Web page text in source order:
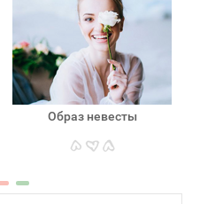
Образ невесты
подробнее